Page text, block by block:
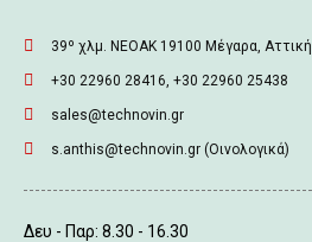
39º χλμ. ΝΕΟΑΚ 19100 Mέγαρα, Αττική
+30 22960 28416, +30 22960 25438
sales@technovin.gr
s.anthis@technovin.gr (Οινολογικά)
Δευ - Παρ: 8.30 - 16.30